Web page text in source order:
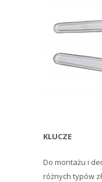
KLUCZE
Do montażu i
różnych typów